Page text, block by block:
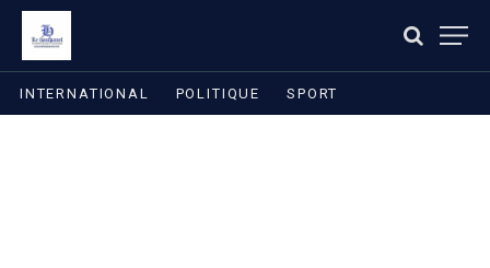
INTERNATIONAL POLITIQUE SPORT